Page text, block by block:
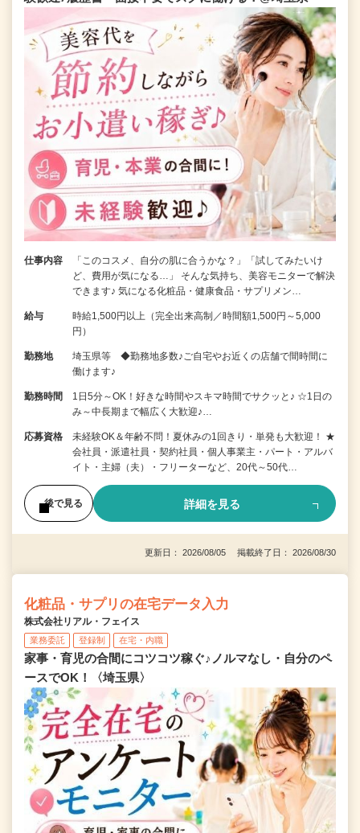
仕事内容
「このコスメ、自分の肌に合うかな？」「試してみたいけ
ど、費用が気になる…」 そんな気持ち、美容モニターで解決
できます♪ 気になる化粧品・健康食品・サプリメン…
給与
時給1,500円以上（完全出来高制／時間額1,500円～5,000
円）
勤務地
埼玉県等 ◆勤務地多数♪ご自宅やお近くの店舗で間時間に
働けます♪
勤務時間
1日5分～OK！好きな時間やスキマ時間でサクッと♪ ☆1日の
み～中長期まで幅広く大歓迎♪…
応募資格
未経験OK＆年齢不問！夏休みの1回きり・単発も大歓迎！ ★
会社員・派遣社員・契約社員・個人事業主・パート・アルバ
イト・主婦（夫）・フリーターなど、20代～50代…
後で見る 詳細を見る
更新日： 2026/08/05 掲載終了日： 2026/08/30
化粧品・サプリの在宅データ入力
株式会社リアル・フェイス
業務委託 登録制 在宅・内職
家事・育児の合間にコツコツ稼ぐ♪ノルマなし・自分のペ
ースでOK！〈埼玉県〉